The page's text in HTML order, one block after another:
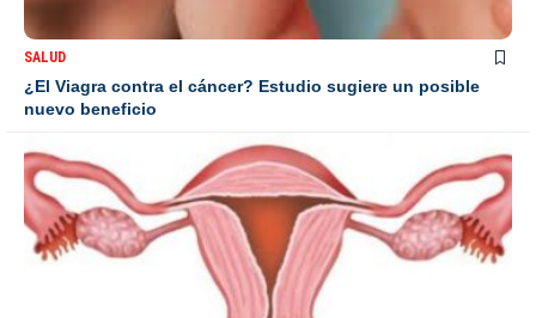
SALUD
¿El Viagra contra el cáncer? Estudio sugiere un posible
nuevo beneficio